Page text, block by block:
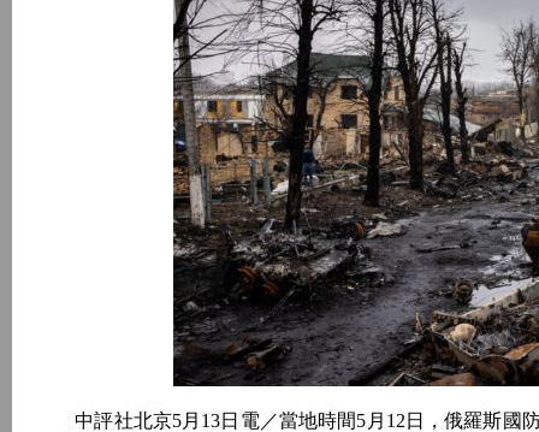
中評社北京5月13日電／當地時間5月12日，俄羅斯國